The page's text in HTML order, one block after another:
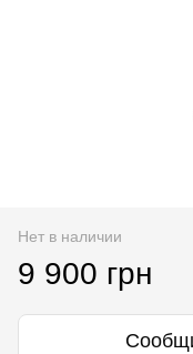
Нет в наличии
9 900 грн